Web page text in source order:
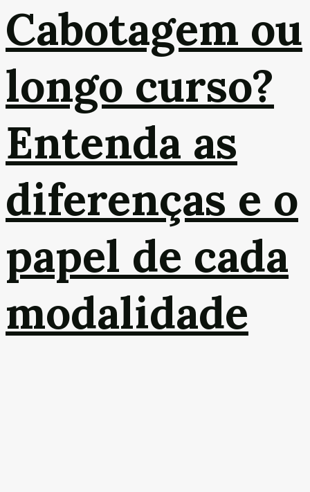
Cabotagem ou
longo curso?
Entenda as
diferenças e o
papel de cada
modalidade